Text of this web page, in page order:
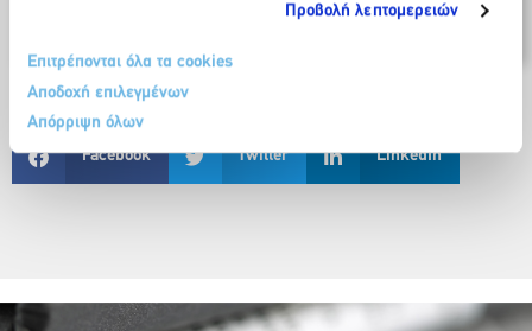
Προβολή λεπτομερειών
Επιτρέπονται όλα τα cookies
Αποδοχή επιλεγμένων
Απόρριψη όλων
Facebook Twitter LinkedIn